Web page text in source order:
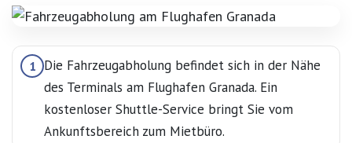
1 Die Fahrzeugabholung befindet sich in der Nähe
des Terminals am Flughafen Granada. Ein
kostenloser Shuttle-Service bringt Sie vom
Ankunftsbereich zum Mietbüro.